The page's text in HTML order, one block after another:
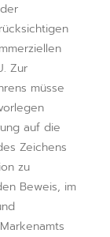
Zur
müsse
auf die
Zeichens
zu
Beweis, im